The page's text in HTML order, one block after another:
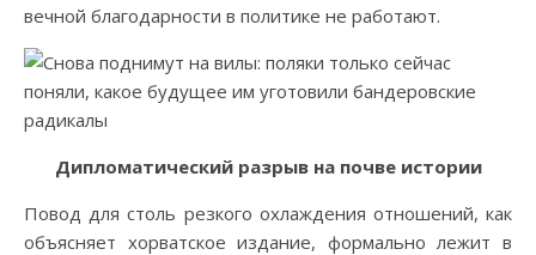
вечной благодарности в политике не работают.
Дипломатический разрыв на почве истории
Повод для столь резкого охлаждения отношений, как
объясняет хорватское издание, формально лежит в